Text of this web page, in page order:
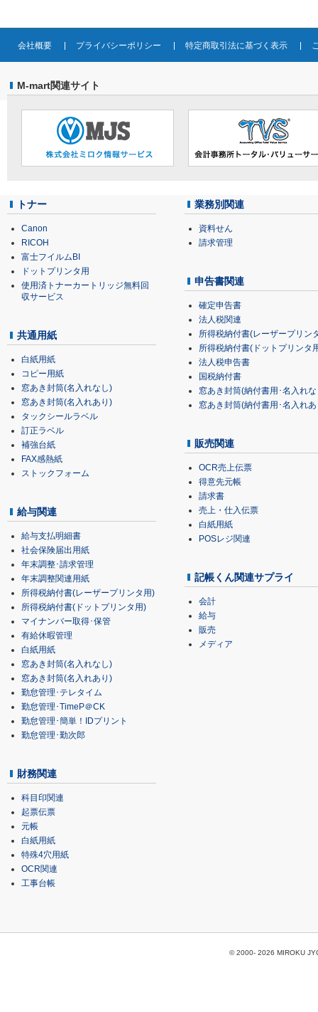
会社概要 プライバシーポリシー 特定商取引法に基づく表示
M-mart関連サイト
トナー
Canon
RICOH
富士フイルムBI
ドットプリンタ用
使用済トナーカートリッジ無料回
収サービス
共通用紙
白紙用紙
コピー用紙
窓あき封筒(名入れなし)
窓あき封筒(名入れあり)
タックシールラベル
訂正ラベル
補強台紙
FAX感熱紙
ストックフォーム
給与関連
給与支払明細書
社会保険届出用紙
年末調整･請求管理
年末調整関連用紙
所得税納付書(レーザープリンタ用)
所得税納付書(ドットプリンタ用)
マイナンバー取得･保管
有給休暇管理
白紙用紙
窓あき封筒(名入れなし)
窓あき封筒(名入れあり)
勤怠管理･テレタイム
勤怠管理･TimeP＠CK
勤怠管理･簡単！IDプリント
勤怠管理･勤次郎
財務関連
科目印関連
起票伝票
元帳
白紙用紙
特殊4穴用紙
OCR関連
工事台帳
業務別関連
資料せん
請求管理
申告書関連
確定申告書
法人税関連
所得税納付書(レーザープリン
所得税納付書(ドットプリンタ
法人税申告書
国税納付書
窓あき封筒(納付書用･名入れ
窓あき封筒(納付書用･名入れ
販売関連
OCR売上伝票
得意先元帳
請求書
売上・仕入伝票
白紙用紙
POSレジ関連
記帳くん関連サプライ
会計
給与
販売
メディア
© 2000- 2026 MIROKU